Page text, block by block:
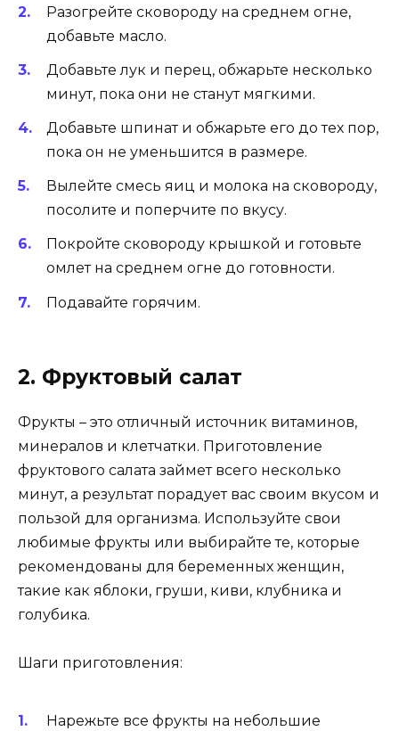
Разогрейте сковороду на среднем огне,
добавьте масло.
Добавьте лук и перец, обжарьте несколько
минут, пока они не станут мягкими.
Добавьте шпинат и обжарьте его до тех пор,
пока он не уменьшится в размере.
Вылейте смесь яиц и молока на сковороду,
посолите и поперчите по вкусу.
Покройте сковороду крышкой и готовьте
омлет на среднем огне до готовности.
Подавайте горячим.
2. Фруктовый салат
Фрукты – это отличный источник витаминов,
минералов и клетчатки. Приготовление
фруктового салата займет всего несколько
минут, а результат порадует вас своим вкусом и
пользой для организма. Используйте свои
любимые фрукты или выбирайте те, которые
рекомендованы для беременных женщин,
такие как яблоки, груши, киви, клубника и
голубика.
Шаги приготовления:
Нарежьте все фрукты на небольшие